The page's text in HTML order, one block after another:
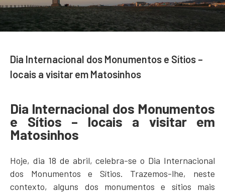
Dia Internacional dos Monumentos e Sítios –
locais a visitar em Matosinhos
Dia Internacional dos Monumentos
e Sítios – locais a visitar em
Matosinhos
Hoje, dia 18 de abril, celebra-se o Dia Internacional
dos Monumentos e Sítios. Trazemos-lhe, neste
contexto, alguns dos monumentos e sítios mais